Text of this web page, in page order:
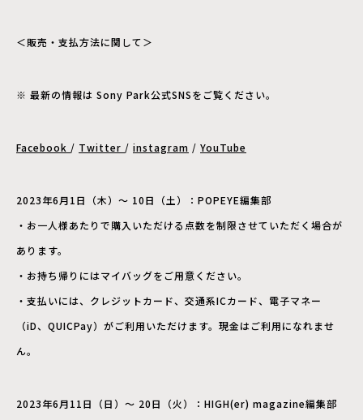
＜販売・支払方法に関して＞
※ 最新の情報は Sony Park公式SNSをご覧ください。
Facebook / Twitter / instagram / YouTube
2023年6月1日（木）～ 10日（土）：POPEYE編集部
・お一人様あたりで購入いただける点数を制限させていただく場合が
あります。
・お持ち帰りにはマイバッグをご用意ください。
・支払いには、クレジットカード、交通系ICカード、電子マネー
（iD、QUICPay）がご利用いただけます。現金はご利用になれませ
ん。
2023年6月11日（日）～ 20日（火）：HIGH(er) magazine編集部